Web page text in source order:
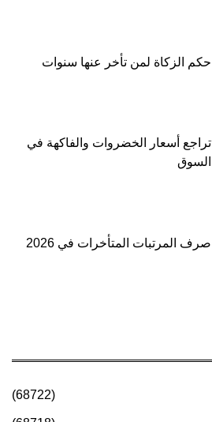
حكم الزكاة لمن تأخر عنها سنوات
تراجع أسعار الخضروات والفاكهة في
السوق
صرف المرتبات المتأخرات في 2026
(68722)